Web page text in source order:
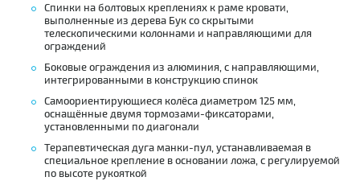
Спинки на болтовых креплениях к раме кровати,
выполненные из дерева Бук со скрытыми
телескопическими колоннами и направляющими для
ограждений
Боковые ограждения из алюминия, с направляющими,
интегрированными в конструкцию спинок
Самоориентирующиеся колёса диаметром 125 мм,
оснащённые двумя тормозами-фиксаторами,
установленными по диагонали
Терапевтическая дуга манки-пул, устанавливаемая в
специальное крепление в основании ложа, с регулируемой
по высоте рукояткой